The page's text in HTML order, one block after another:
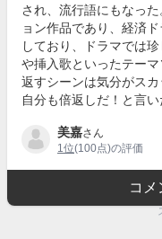
され、流行語にもなっ
ョン作品であり、経済
しており、ドラマでは
や挿入歌といったテー
返すシーンは気分がス
自分も倍返しだ！と言い
美嘉さん
1位(100点)の評価
コメ